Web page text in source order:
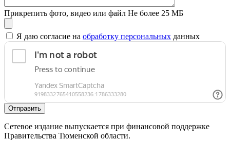
Прикрепить фото, видео или файл Не более 25 МБ
Я даю согласие на обработку персональных данных
Отправить
Сетевое издание выпускается при финансовой поддержке
Правительства Тюменской области.